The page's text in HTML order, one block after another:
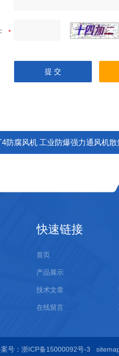
防腐风机 工业防爆强力通风机散
快速链接
首页
产品展示
技术文章
在线留言
号：浙ICP备15000092号-3